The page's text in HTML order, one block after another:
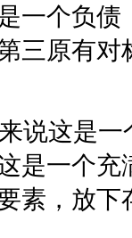
一个负
三原有
说这是
是一个
素，放